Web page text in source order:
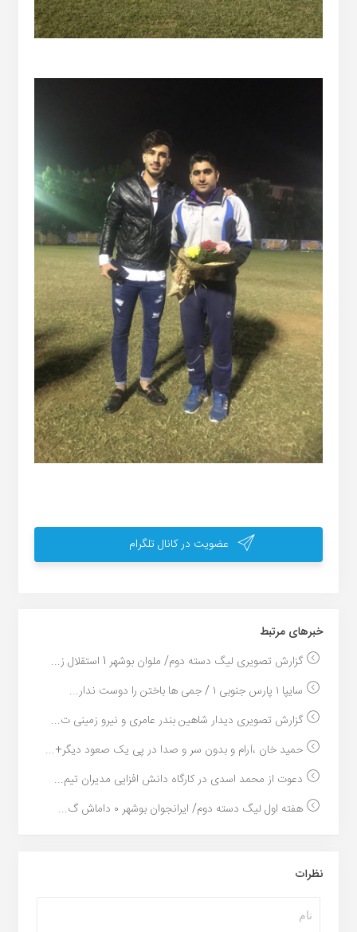
عضویت در کانال تلگرام
خبر‌های مرتبط
گزارش تصویری لیگ دسته دوم/ ملوان بوشهر 1 استقلال ز...
سایپا ۱ پارس جنوبی ۱ / جمی ها باختن را دوست ندار...
گزارش تصویری دیدار شاهین بندر عامری و نیرو زمینی ت...
حمید خان ،آرام و بدون سر و صدا در پی یک صعود دیگر+...
دعوت از محمد اسدی در کارگاه دانش افزایی مدیران تیم...
هفته اول لیگ دسته دوم/ ایرانجوان بوشهر ۰ داماش گ...
نظرات